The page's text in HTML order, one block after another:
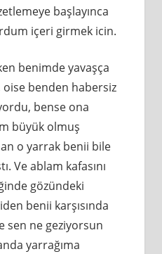
başlayınca
içeri girmek icin.
benimde yavaşça
oise benden habersiz
bense ona
büyük olmuş
o yarrak benii bile
Ve ablam kafasını
gözündeki
benii karşısında
sen ne geziyorsun
yarrağıma